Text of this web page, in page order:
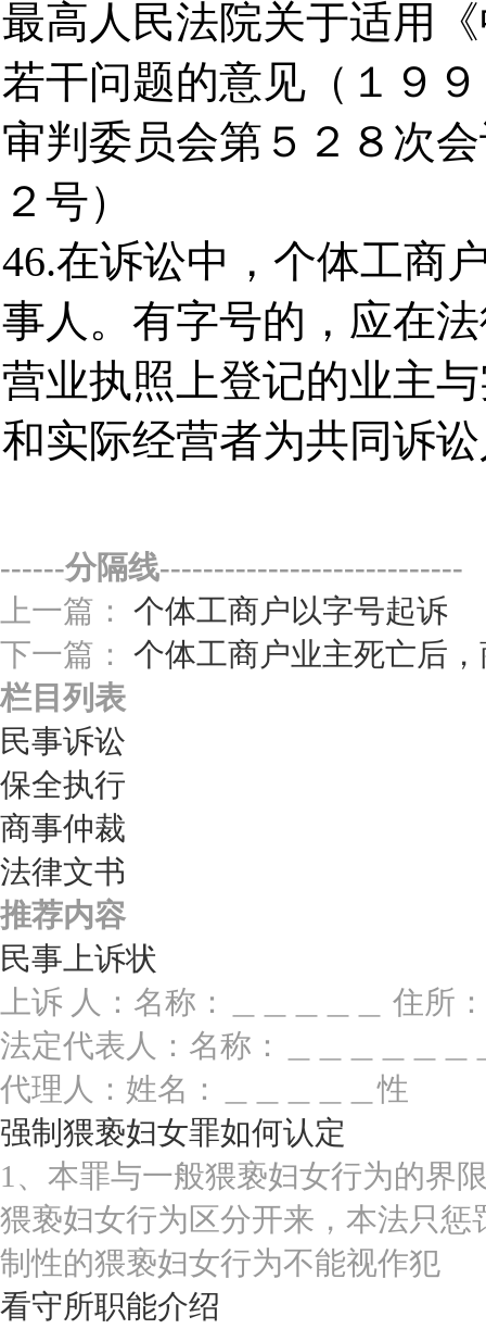
最高人民法院关于适用
若干问题的意见（１９
审判委员会第５２８次
２号）
46.在诉讼中，个体工商
事人。有字号的，应在
营业执照上登记的业主
和实际经营者为共同诉
------分隔线----------------------------
上一篇： 个体工商户以字号起诉
下一篇： 个体工商户业主死亡后
栏目列表
民事诉讼
保全执行
商事仲裁
法律文书
推荐内容
民事上诉状
上诉 人：名称：＿＿＿＿＿ 住所
法定代表人：名称：＿＿＿＿＿
代理人：姓名：＿＿＿＿＿性
强制猥亵妇女罪如何认定
1、本罪与一般猥亵妇女行为的界
猥亵妇女行为区分开来，本法只
制性的猥亵妇女行为不能视作犯
看守所职能介绍